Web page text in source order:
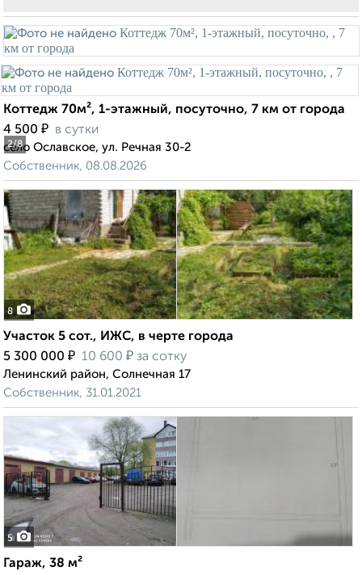
2/8
Коттедж 70м², 1-этажный, посуточно, 7 км от города
4 500 ₽ в сутки
село Ославское, ул. Речная 30-2
Собственник, 08.08.2026
8
Участок 5 сот., ИЖС, в черте города
5 300 000 ₽ 10 600 ₽ за сотку
Ленинский район, Солнечная 17
Собственник, 31.01.2021
5
Гараж, 38 м²